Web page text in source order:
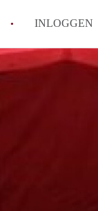
INLOGGEN